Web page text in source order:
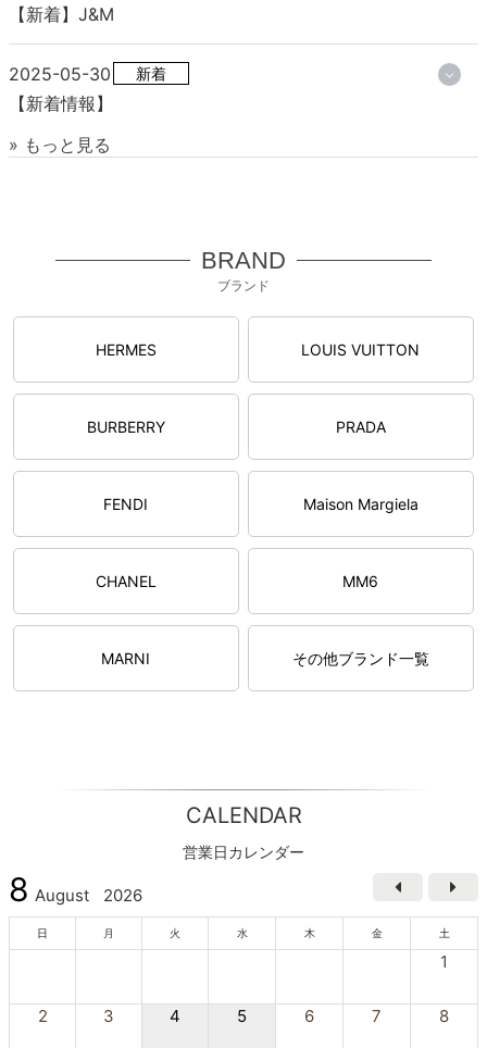
【新着】J&M
2025-05-30 新着
【新着情報】
» もっと見る
BRAND
ブランド
HERMES LOUIS VUITTON
BURBERRY PRADA
FENDI Maison Margiela
CHANEL MM6
MARNI その他ブランド一覧
CALENDAR
営業日カレンダー
8 August 2026
日 月 火 水 木 金 土
1
2 3 4 5 6 7 8